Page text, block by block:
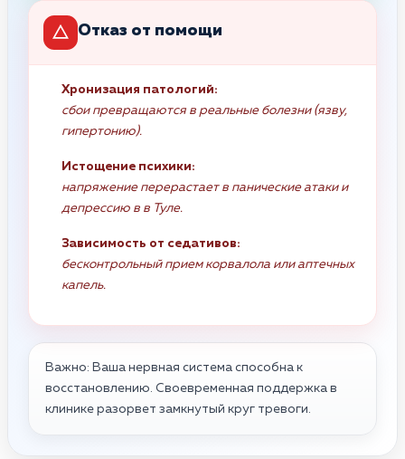
Отказ от помощи
Хронизация патологий:
сбои превращаются в реальные болезни (язву,
гипертонию).
Истощение психики:
напряжение перерастает в панические атаки и
депрессию в в Туле.
Зависимость от седативов:
бесконтрольный прием корвалола или аптечных
капель.
Важно: Ваша нервная система способна к
восстановлению. Своевременная поддержка в
клинике разорвет замкнутый круг тревоги.